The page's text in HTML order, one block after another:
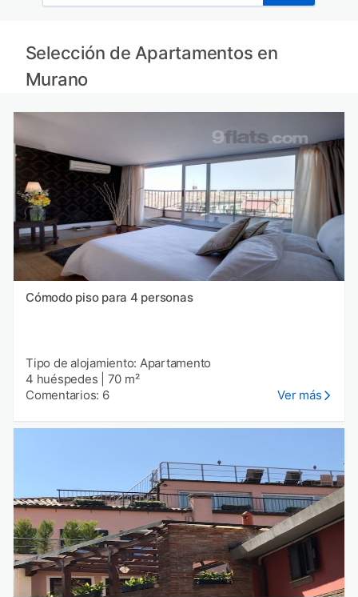
Selección de Apartamentos en
Murano
Cómodo piso para 4 personas
Tipo de alojamiento: Apartamento
4 huéspedes
70 m²
Comentarios: 6
Ver más